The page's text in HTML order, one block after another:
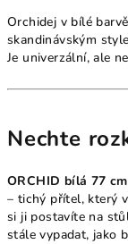
Orchidej v bílé
skandinávským
Je univerzální, ale
Nechte
ORCHID bílá 77 cm
– tichý přítel, který
si ji postavíte na
stále vypadat, jako